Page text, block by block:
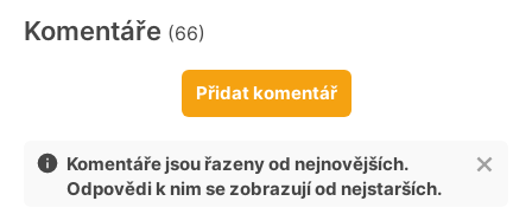
Komentáře (66)
Přidat komentář
Komentáře jsou řazeny od nejnovějších.
Odpovědi k nim se zobrazují od nejstarších.